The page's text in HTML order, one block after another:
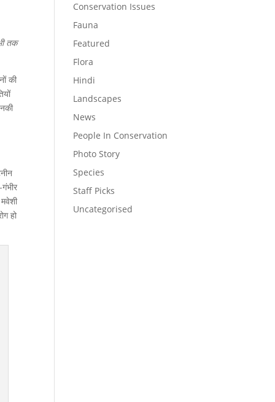
तक
की
हो
Conservation Issues
Fauna
Featured
Flora
Hindi
Landscapes
News
People In Conservation
Photo Story
Species
Staff Picks
Uncategorised